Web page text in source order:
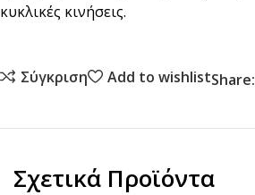
κυκλικές κινήσεις.
Σύγκριση Add to wishlistShare:
Σχετικά Προϊόντα